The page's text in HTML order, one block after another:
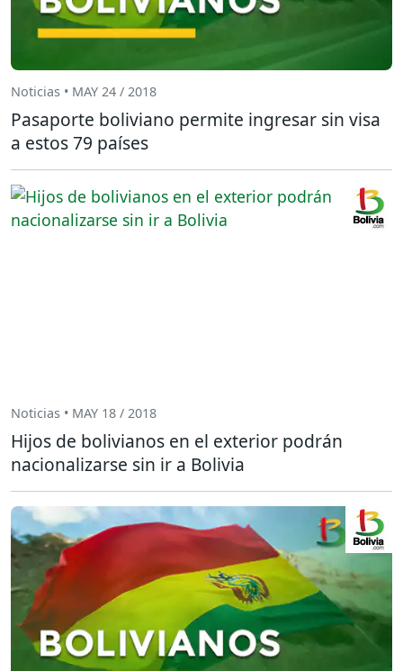
Noticias • MAY 24 / 2018
Pasaporte boliviano permite ingresar sin visa
a estos 79 países
Noticias • MAY 18 / 2018
Hijos de bolivianos en el exterior podrán
nacionalizarse sin ir a Bolivia